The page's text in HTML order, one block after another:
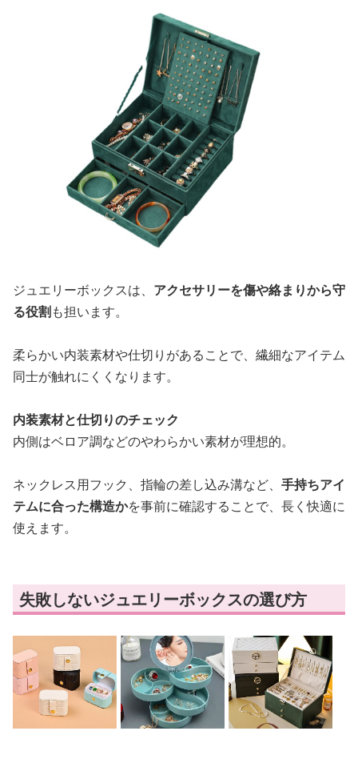
ジュエリーボックスは、 アクセサリーを傷や絡まりから守
る役割も担います。
柔らかい内装素材や仕切りがあることで、繊細なアイテム
同士が触れにくくなります。
内装素材と仕切りのチェック
内側はベロア調などのやわらかい素材が理想的。
ネックレス用フック、指輪の差し込み溝など、 手持ちアイ
テムに合った構造かを事前に確認することで、長く快適に
使えます。
失敗しないジュエリーボックスの選び方